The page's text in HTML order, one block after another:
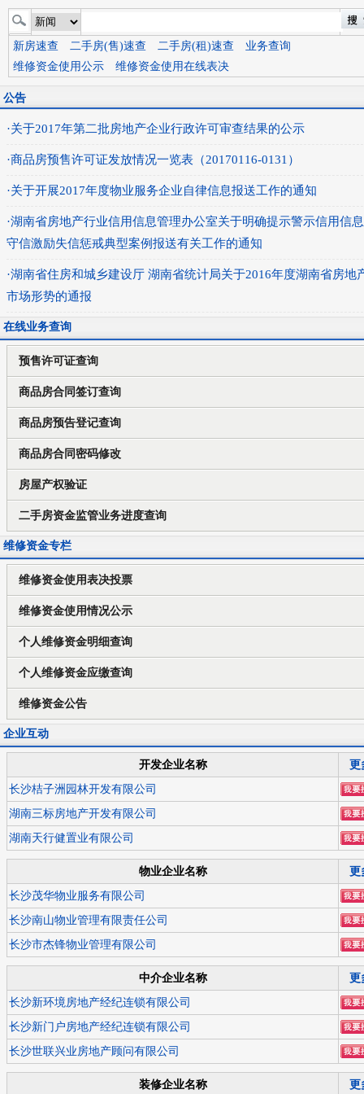
新房速查 二手房(售)速查 二手房(租)速查
业务查询
维修资金使用公示
维修资金使用在线表决
公告
·关于2017年第二批房地产企业行政许可审查结果的公示
·商品房预售许可证发放情况一览表（20170116-0131）
·关于开展2017年度物业服务企业自律信息报送工作的通知
·湖南省房地产行业信用信息管理办公室关于明确提示警示信用信
守信激励失信惩戒典型案例报送有关工作的通知
·湖南省住房和城乡建设厅 湖南省统计局关于2016年度湖南省房地
市场形势的通报
在线业务查询
预售许可证查询
商品房合同签订查询
商品房预告登记查询
商品房合同密码修改
房屋产权验证
二手房资金监管业务进度查询
维修资金专栏
维修资金使用表决投票
维修资金使用情况公示
个人维修资金明细查询
个人维修资金应缴查询
维修资金公告
企业互动
开发企业名称
更
长沙桔子洲园林开发有限公司
湖南三标房地产开发有限公司
湖南天行健置业有限公司
物业企业名称
更
长沙茂华物业服务有限公司
长沙南山物业管理有限责任公司
长沙市杰锋物业管理有限公司
中介企业名称
更
长沙新环境房地产经纪连锁有限公司
长沙新门户房地产经纪连锁有限公司
长沙世联兴业房地产顾问有限公司
装修企业名称 更